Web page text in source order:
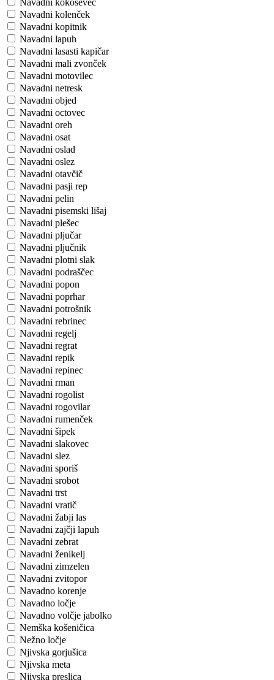
Navadni kokoševec
Navadni kolenček
Navadni kopitnik
Navadni lapuh
Navadni lasasti kapičar
Navadni mali zvonček
Navadni motovilec
Navadni netresk
Navadni objed
Navadni octovec
Navadni oreh
Navadni osat
Navadni oslad
Navadni oslez
Navadni otavčič
Navadni pasji rep
Navadni pelin
Navadni pisemski lišaj
Navadni plešec
Navadni pljučar
Navadni pljučnik
Navadni plotni slak
Navadni podraščec
Navadni popon
Navadni poprhar
Navadni potrošnik
Navadni rebrinec
Navadni regelj
Navadni regrat
Navadni repik
Navadni repinec
Navadni rman
Navadni rogolist
Navadni rogovilar
Navadni rumenček
Navadni šipek
Navadni slakovec
Navadni slez
Navadni sporiš
Navadni srobot
Navadni trst
Navadni vratič
Navadni žabji las
Navadni zajčji lapuh
Navadni zebrat
Navadni ženikelj
Navadni zimzelen
Navadni zvitopor
Navadno korenje
Navadno ločje
Navadno volčje jabolko
Nemška košeničica
Nežno ločje
Njivska gorjušica
Njivska meta
Njivska preslica